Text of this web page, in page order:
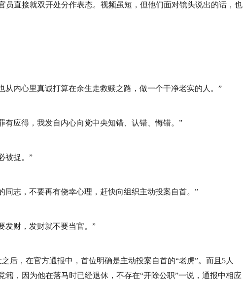
员直接就双开处分作表态。视频虽短，但他们面对镜头说出的话，也
从内心里真诚打算在余生走救赎之路，做一个干净老实的人。”
有应得，我发自内心向党中央知错、认错、悔错。”
被捉。”
同志，不要再有侥幸心理，赶快向组织主动投案自首。”
发财，发财就不要当官。”
后，在官方通报中，首位明确是主动投案自首的“老虎”。而且5人
籍，因为他在落马时已经退休，不存在“开除公职”一说，通报中相应